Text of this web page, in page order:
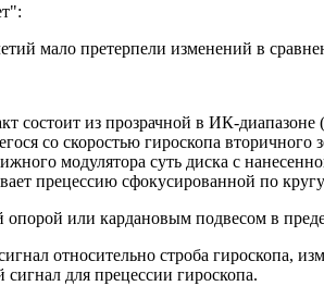
мало претерпели изменений в
состоит из прозрачной в ИК-
со скоростью гироскопа
модулятора суть диска с
прецессию сфокусированной по
или кардановым подвесом в
относительно строба гироскопа,
для прецессии гироскопа.